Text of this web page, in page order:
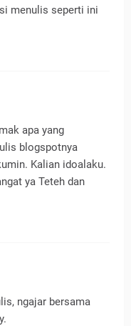
menulis seperti ini
apa yang
blogspotnya
Kalian idoalaku.
ya Teteh dan
ngajar bersama